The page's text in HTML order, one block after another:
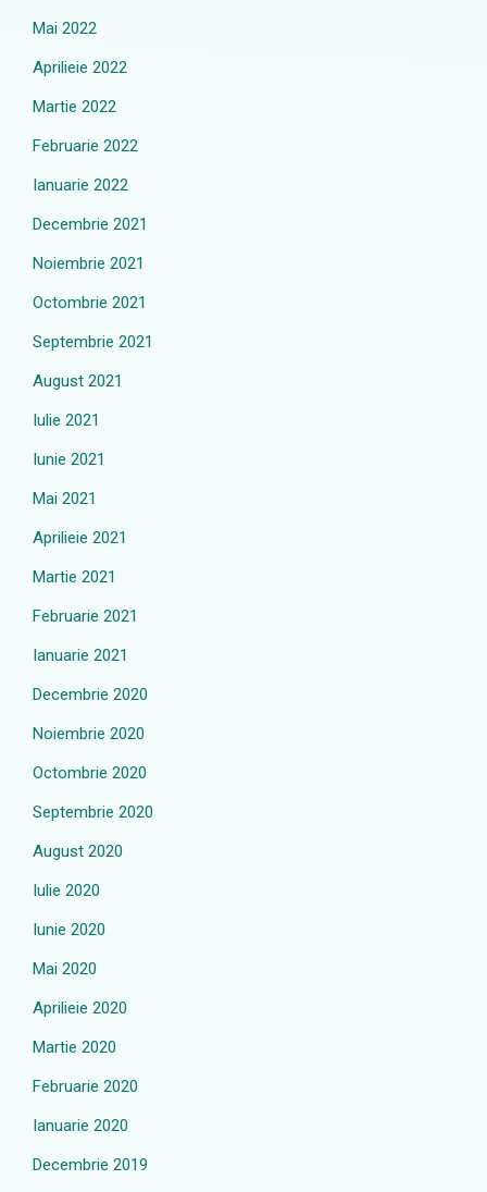
Mai 2022
Aprilieie 2022
Martie 2022
Februarie 2022
Ianuarie 2022
Decembrie 2021
Noiembrie 2021
Octombrie 2021
Septembrie 2021
August 2021
Iulie 2021
Iunie 2021
Mai 2021
Aprilieie 2021
Martie 2021
Februarie 2021
Ianuarie 2021
Decembrie 2020
Noiembrie 2020
Octombrie 2020
Septembrie 2020
August 2020
Iulie 2020
Iunie 2020
Mai 2020
Aprilieie 2020
Martie 2020
Februarie 2020
Ianuarie 2020
Decembrie 2019